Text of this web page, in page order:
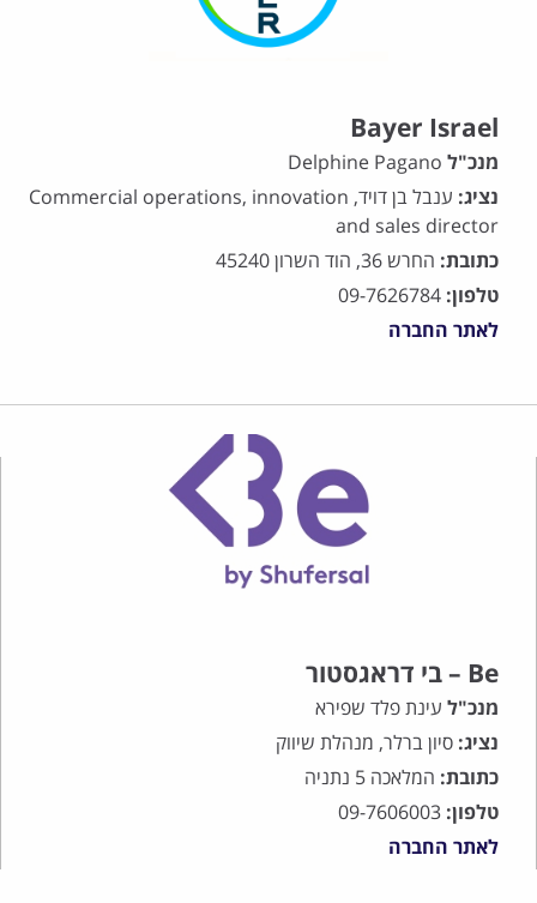
Bayer Israel
מנכ"ל Delphine Pagano
נציג:
ענבל בן דויד, Commercial operations, innovation
and sales director
כתובת: החרש 36, הוד השרון 45240
טלפון: 09-7626784
לאתר החברה
Be – בי דראגסטור
מנכ"ל עינת פלד שפירא
נציג: סיון ברלר, מנהלת שיווק
כתובת: המלאכה 5 נתניה
טלפון: 09-7606003
לאתר החברה